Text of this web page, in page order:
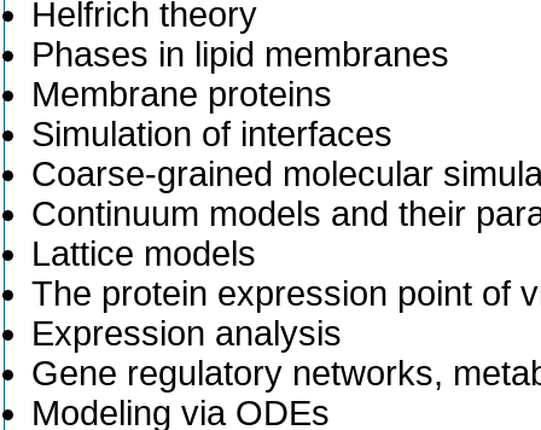
Helfrich theory
Phases in lipid membranes
Membrane proteins
Simulation of interfaces
Coarse-grained molecular
Continuum models and their
Lattice models
The protein expression point of
Expression analysis
Gene regulatory networks,
Modeling via ODEs